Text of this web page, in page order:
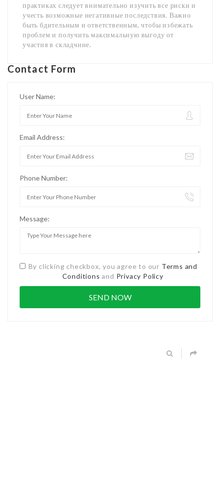
практиках следует внимательно изучить все риски и
учесть возможные негативные последствия. Важно
быть бдительным и ответственным, чтобы избежать
проблем и получить максимальную выгоду от
участия в складчине.
Contact Form
User Name:
Email Address:
Phone Number:
Message:
By clicking checkbox, you agree to our Terms and
Conditions and Privacy Policy